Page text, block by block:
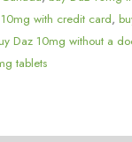
with credit card,
Daz 10mg without a
tablets